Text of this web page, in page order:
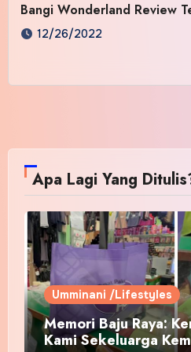
Bangi Wonderland Review
12/26/2022
Apa Lagi Yang
Umminani /Lifestyles
Memori Baju Raya:
Kami Sekeluarga